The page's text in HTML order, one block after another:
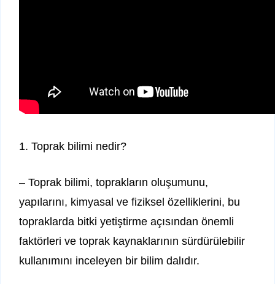
1. Toprak bilimi nedir?
– Toprak bilimi, toprakların oluşumunu,
yapılarını, kimyasal ve fiziksel özelliklerini, bu
topraklarda bitki yetiştirme açısından önemli
faktörleri ve toprak kaynaklarının sürdürülebilir
kullanımını inceleyen bir bilim dalıdır.